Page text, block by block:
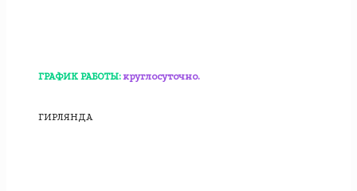
ГРАФИК РАБОТЫ: круглосуточно.
ГИРЛЯНДА